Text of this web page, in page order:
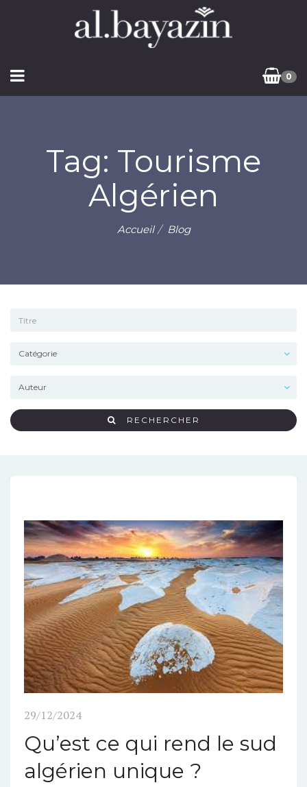
0
Tag: Tourisme
Algérien
Accueil Blog
RECHERCHER
29/12/2024
Qu’est ce qui rend le sud
algérien unique ?